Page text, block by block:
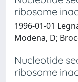
ribosome
1996-01-01
Modena, D;
Nucleotide
ribosome